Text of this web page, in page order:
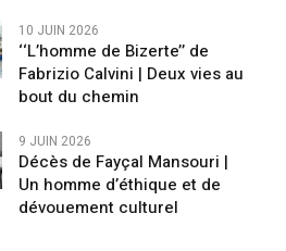
10 JUIN 2026
‘‘L’homme de Bizerte’’ de
Fabrizio Calvini | Deux vies au
bout du chemin
9 JUIN 2026
Décès de Fayçal Mansouri |
Un homme d’éthique et de
dévouement culturel